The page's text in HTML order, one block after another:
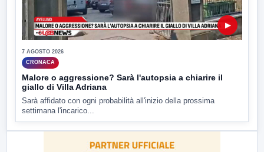
▶
7 AGOSTO 2026
CRONACA
Malore o aggressione? Sarà l'autopsia a chiarire il
giallo di Villa Adriana
Sarà affidato con ogni probabilità all'inizio della prossima
settimana l'incarico...